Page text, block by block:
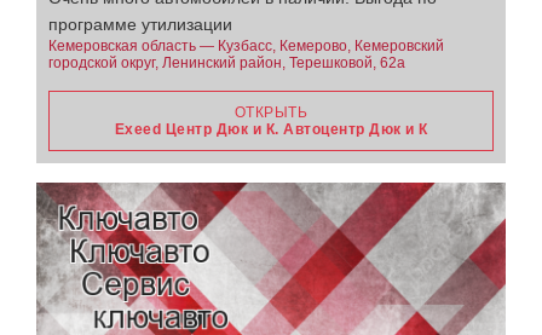
программе утилизации
Кемеровская область — Кузбасс, Кемерово, Кемеровский
городской округ, Ленинский район, Терешковой, 62а
ОТКРЫТЬ
Exeed Центр Дюк и К. Автоцентр Дюк и К